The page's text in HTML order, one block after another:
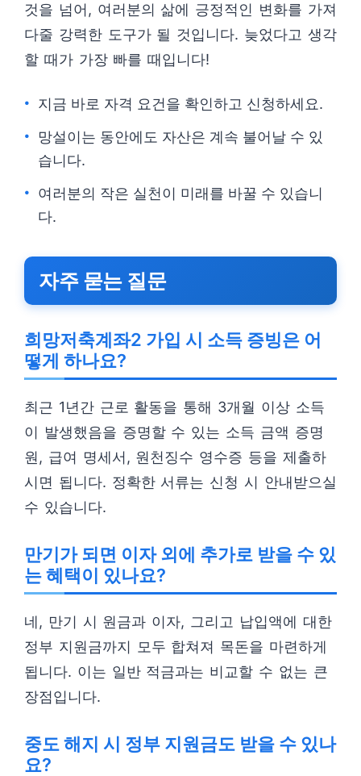
것을 넘어, 여러분의 삶에 긍정적인 변화를 가져
다줄 강력한 도구가 될 것입니다. 늦었다고 생각
할 때가 가장 빠를 때입니다!
지금 바로 자격 요건을 확인하고 신청하세요.
망설이는 동안에도 자산은 계속 불어날 수 있
습니다.
여러분의 작은 실천이 미래를 바꿀 수 있습니
다.
자주 묻는 질문
희망저축계좌2 가입 시 소득 증빙은 어
떻게 하나요?
최근 1년간 근로 활동을 통해 3개월 이상 소득
이 발생했음을 증명할 수 있는 소득 금액 증명
원, 급여 명세서, 원천징수 영수증 등을 제출하
시면 됩니다. 정확한 서류는 신청 시 안내받으실
수 있습니다.
만기가 되면 이자 외에 추가로 받을 수 있
는 혜택이 있나요?
네, 만기 시 원금과 이자, 그리고 납입액에 대한
정부 지원금까지 모두 합쳐져 목돈을 마련하게
됩니다. 이는 일반 적금과는 비교할 수 없는 큰
장점입니다.
중도 해지 시 정부 지원금도 받을 수 있나
요?